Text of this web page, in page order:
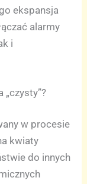
ekspansja
alarmy
i
„czysty”?
w procesie
kwiaty
do innych